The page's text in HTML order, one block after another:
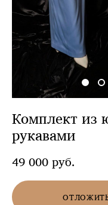
Комплект из
рукавами
49 000 pуб.